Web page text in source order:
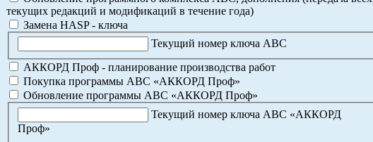
текущих редакций и модификаций в течение года)
Замена HASP - ключа
Текущий номер ключа АВС
АККОРД Проф - планирование производства работ
Покупка программы АВС «АККОРД Проф»
Обновление программы АВС «АККОРД Проф»
Текущий номер ключа АВС «АККОРД
Проф»